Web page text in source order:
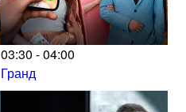
03:30 - 04:00
Гранд